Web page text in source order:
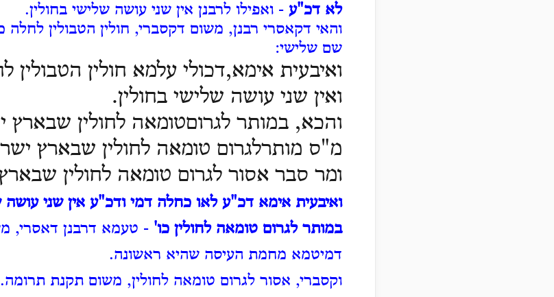
לא דכ"ע - ואפילו לרבנן אין שני עושה שלישי בחולין.
והאי דקאסרי רבנן, משום דקסברי, חולין הטבולין
שם שלישי:
ואיבעית אימא,דכולי עלמא חולין
ואין שני עושה שלישי בחולין.
והכא, במותר לגרוםטומאה לחולין שבארץ
מ"ס מותרלגרום טומאה לחולין שבארץ
ומר סבר אסור לגרום טומאה לחולין
ואיבעית אימא דכ"ע לאו כחלה דמי ודכ"ע אין שני עושה
במותר לגרום טומאה לחולין כו' - טעמא דרבנן דאסרי,
דמיטמא מחמת העיסה שהיא ראשונה.
וקסברי, אסור לגרום טומאה לחולין, משום תקנת תרומה.